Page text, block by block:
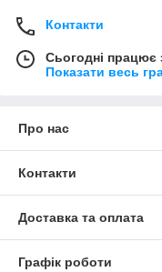
Контакти
Сьогодні працює
Показати весь
Про нас
Контакти
Доставка та оплата
Графік роботи